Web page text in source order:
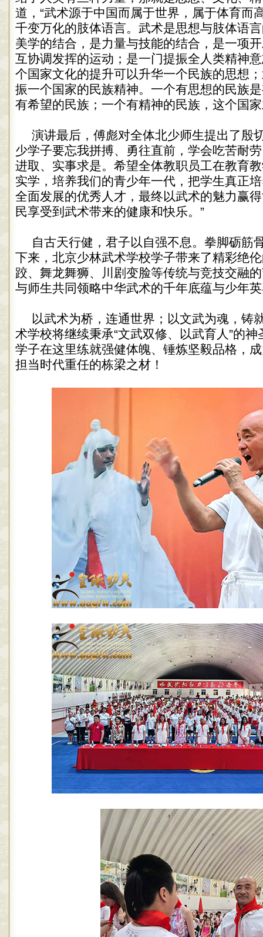
道，“武术源于中国而属于世界，属于体育而
千变万化的肢体语言。武术是思想与肢体语
美学的结合，是力量与技能的结合，是一项
互协调发挥的运动；是一门提振全人类精神
个国家文化的提升可以升华一个民族的思想
振一个国家的民族精神。一个有思想的民族
有希望的民族；一个有精神的民族，这个国
演讲最后，傅彪对全体北少师生提出了殷
少学子要忘我拼搏、勇往直前，学会吃苦耐
进取、实事求是。希望全体教职员工在教育
实学，培养我们的青少年一代，把学生真正
全面发展的优秀人才，最终以武术的魅力赢
民享受到武术带来的健康和快乐。”
自古天行健，君子以自强不息。拳脚砺筋
下来，北京少林武术学校学子带来了精彩绝
跤、舞龙舞狮、川剧变脸等传统与竞技交融
与师生共同领略中华武术的千年底蕴与少年
以武术为桥，连通世界；以文武为魂，铸
术学校将继续秉承“文武双修、以武育人”的
学子在这里练就强健体魄、锤炼坚毅品格，
担当时代重任的栋梁之材！